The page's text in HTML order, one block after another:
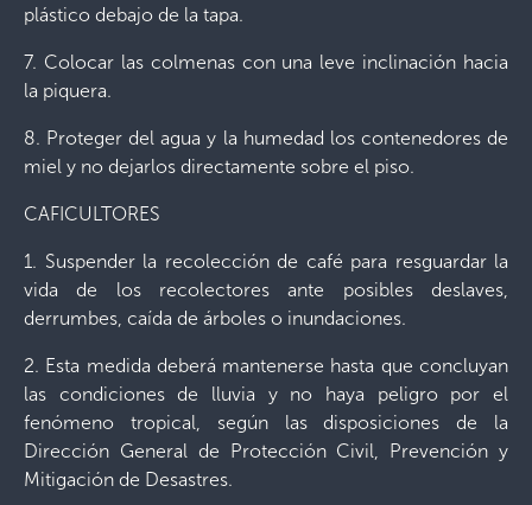
plástico debajo de la tapa.
7. Colocar las colmenas con una leve inclinación hacia
la piquera.
8. Proteger del agua y la humedad los contenedores de
miel y no dejarlos directamente sobre el piso.
CAFICULTORES
1. Suspender la recolección de café para resguardar la
vida de los recolectores ante posibles deslaves,
derrumbes, caída de árboles o inundaciones.
2. Esta medida deberá mantenerse hasta que concluyan
las condiciones de lluvia y no haya peligro por el
fenómeno tropical, según las disposiciones de la
Dirección General de Protección Civil, Prevención y
Mitigación de Desastres.